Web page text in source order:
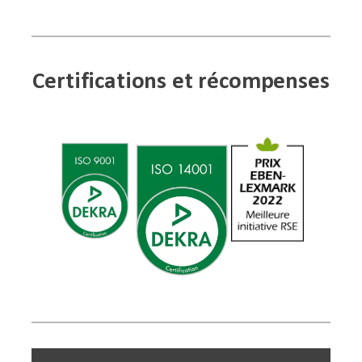
Certifications et récompenses